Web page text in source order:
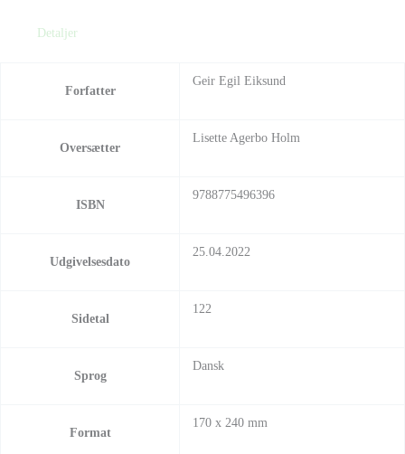
Detaljer
Forfatter
Geir Egil Eiksund
Oversætter
Lisette Agerbo Holm
ISBN
9788775496396
Udgivelsesdato
25.04.2022
Sidetal
122
Sprog
Dansk
Format
170 x 240 mm